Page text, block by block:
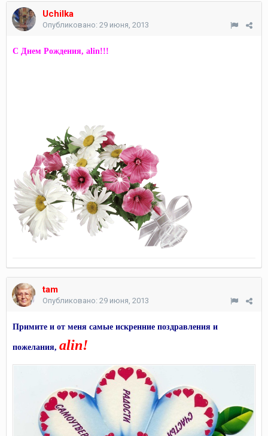
Uchilka
Опубликовано: 29 июня, 2013
С Днем Рождения, alin!!!
tam
Опубликовано: 29 июня, 2013
Примите и от меня самые искренние поздравления и
пожелания, alin!